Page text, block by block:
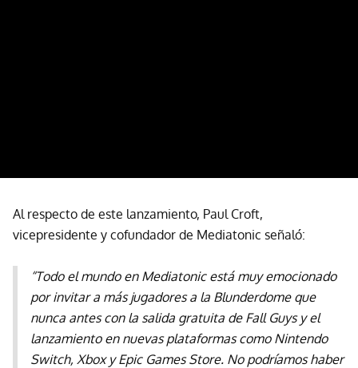
Al respecto de este lanzamiento, Paul Croft,
vicepresidente y cofundador de Mediatonic señaló:
“Todo el mundo en Mediatonic está muy emocionado
por invitar a más jugadores a la Blunderdome que
nunca antes con la salida gratuita de Fall Guys y el
lanzamiento en nuevas plataformas como Nintendo
Switch, Xbox y Epic Games Store. No podríamos haber